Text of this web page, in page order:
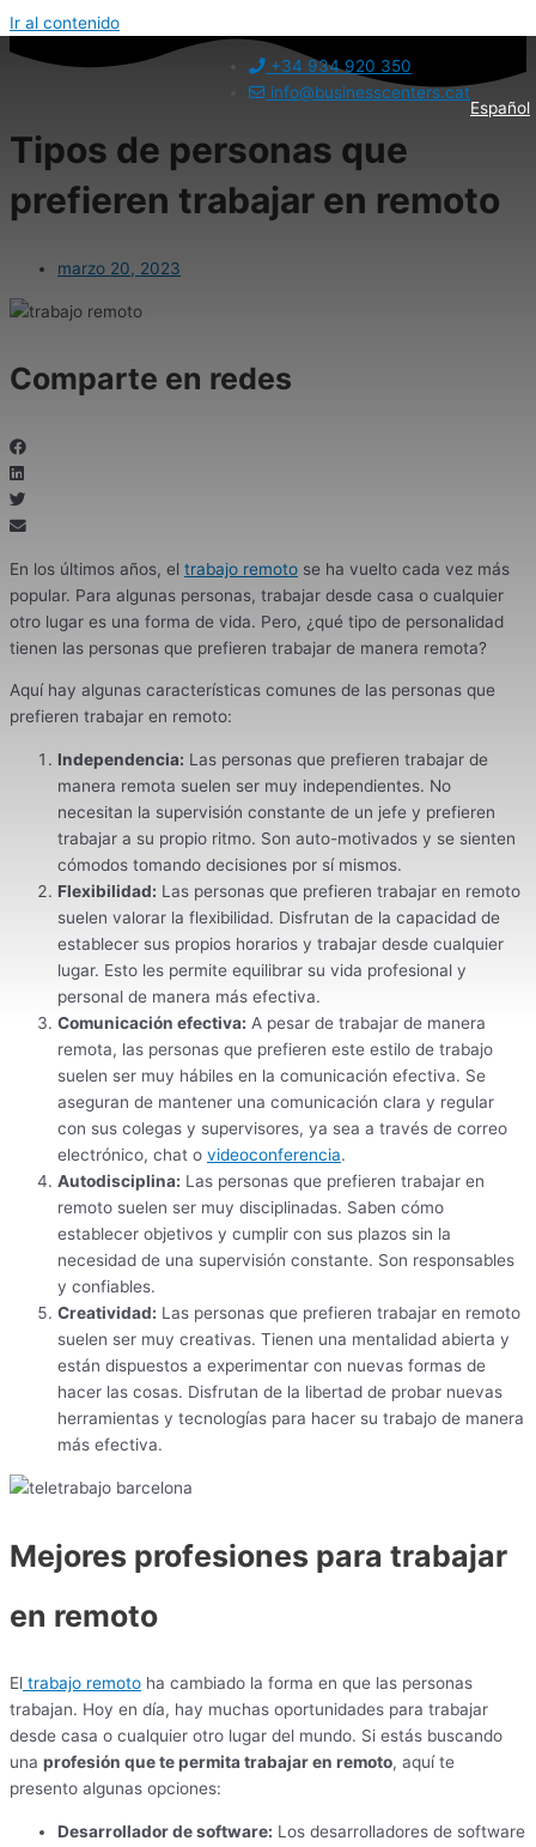
Ir al contenido
+34 934 920 350
info@businesscenters.cat
Español
Tipos de personas que
prefieren trabajar en remoto
marzo 20, 2023
Comparte en redes
En los últimos años, el trabajo remoto se ha vuelto cada vez más
popular. Para algunas personas, trabajar desde casa o cualquier
otro lugar es una forma de vida. Pero, ¿qué tipo de personalidad
tienen las personas que prefieren trabajar de manera remota?
Aquí hay algunas características comunes de las personas que
prefieren trabajar en remoto:
Independencia: Las personas que prefieren trabajar de
manera remota suelen ser muy independientes. No
necesitan la supervisión constante de un jefe y prefieren
trabajar a su propio ritmo. Son auto-motivados y se sienten
cómodos tomando decisiones por sí mismos.
Flexibilidad: Las personas que prefieren trabajar en remoto
suelen valorar la flexibilidad. Disfrutan de la capacidad de
establecer sus propios horarios y trabajar desde cualquier
lugar. Esto les permite equilibrar su vida profesional y
personal de manera más efectiva.
Comunicación efectiva: A pesar de trabajar de manera
remota, las personas que prefieren este estilo de trabajo
suelen ser muy hábiles en la comunicación efectiva. Se
aseguran de mantener una comunicación clara y regular
con sus colegas y supervisores, ya sea a través de correo
electrónico, chat o videoconferencia.
Autodisciplina: Las personas que prefieren trabajar en
remoto suelen ser muy disciplinadas. Saben cómo
establecer objetivos y cumplir con sus plazos sin la
necesidad de una supervisión constante. Son responsables
y confiables.
Creatividad: Las personas que prefieren trabajar en remoto
suelen ser muy creativas. Tienen una mentalidad abierta y
están dispuestos a experimentar con nuevas formas de
hacer las cosas. Disfrutan de la libertad de probar nuevas
herramientas y tecnologías para hacer su trabajo de manera
más efectiva.
Mejores profesiones para trabajar
en remoto
El trabajo remoto ha cambiado la forma en que las personas
trabajan. Hoy en día, hay muchas oportunidades para trabajar
desde casa o cualquier otro lugar del mundo. Si estás buscando
una profesión que te permita trabajar en remoto, aquí te
presento algunas opciones:
Desarrollador de software: Los desarrolladores de software